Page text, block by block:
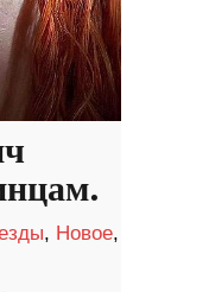
, Новое,